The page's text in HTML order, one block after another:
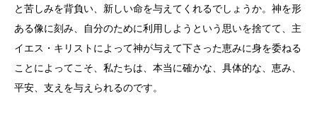
と苦しみを背負い、新しい命を与えてくれるでしょうか。神を形
ある像に刻み、自分のために利用しようという思いを捨てて、主
イエス・キリストによって神が与えて下さった恵みに身を委ねる
ことによってこそ、私たちは、本当に確かな、具体的な、恵み、
平安、支えを与えられるのです。